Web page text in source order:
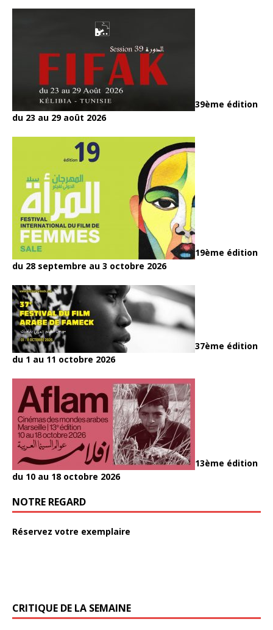
39ème édition
du 23 au 29 août 2026
19ème édition
du 28 septembre au 3 octobre 2026
37ème édition
du 1 au 11 octobre 2026
13ème édition
du 10 au 18 octobre 2026
NOTRE REGARD
Réservez votre exemplaire
CRITIQUE DE LA SEMAINE